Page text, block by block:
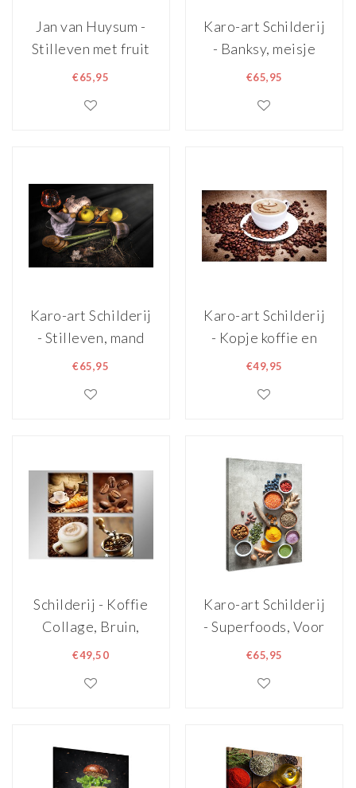
Jan van Huysum -
Stilleven met fruit
70x90cm,
premium print,
€65,95
Karo-art Schilderij
- Banksy, meisje
met ballon, Hoop,
Bruin , 3 maten ,
€65,95
Karo-art Schilderij
- Stilleven, mand
met fruit, premium
Multikleur ,2
€65,95
Karo-art Schilderij
- Kopje koffie en
bonen , Bruin wit ,
Wanddecoratie
€49,95
Schilderij - Koffie
Collage, Bruin,
4delen van
€49,50
Karo-art Schilderij
- Superfoods, Voor
de gezondheid,
€65,95